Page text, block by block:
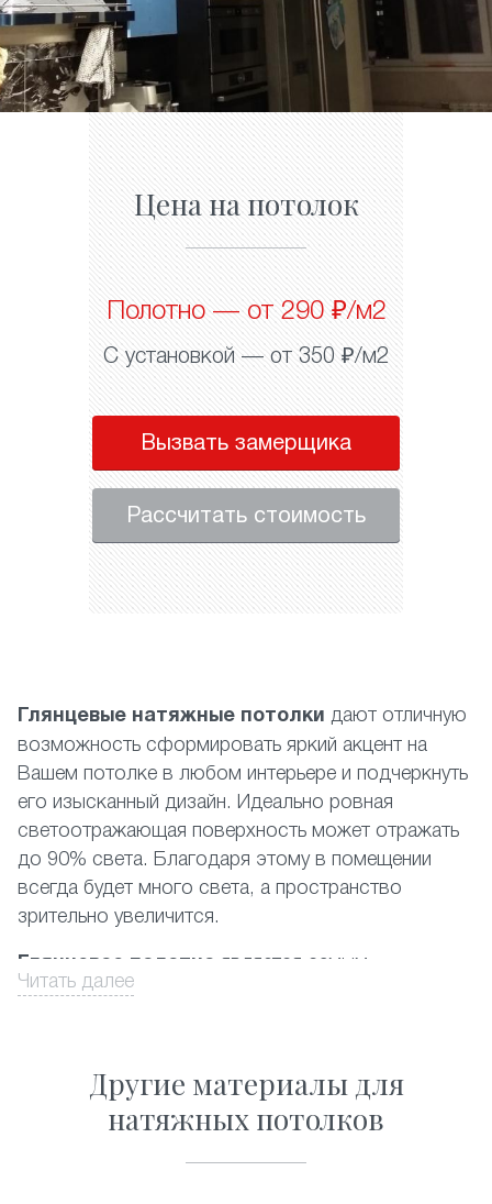
Цена на потолок
Полотно — от 290 ₽/м2
С установкой — от 350 ₽/м2
Вызвать замерщика
Рассчитать стоимость
Глянцевые натяжные потолки дают отличную
возможность сформировать яркий акцент на
Вашем потолке в любом интерьере и подчеркнуть
его изысканный дизайн. Идеально ровная
светоотражающая поверхность может отражать
до 90% света. Благодаря этому в помещении
всегда будет много света, а пространство
зрительно увеличится.
Глянцевое полотно является самым
популярным среди фактур, представленных на
светлые цвета. Производится глянцевый
качества. Данный материал полностью
соответствует существующим экологическим
Читать далее
Другие материалы для
натяжных потолков